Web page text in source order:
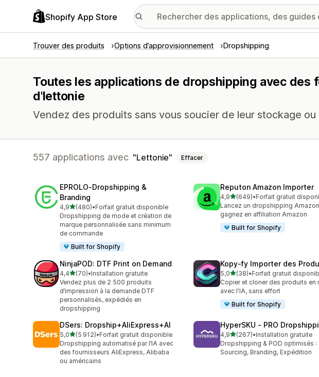
Shopify App Store
Trouver des produits Options d’approvisionnement Dropshipping
Toutes les applications de dropshipping avec des
d'lettonie
Vendez des produits sans vous soucier de leur stockage
557 applications avec Lettonie Effacer
EPROLO‑Dropshipping &
Branding
4,9étoile(s) sur 5
(480)
480 avis au total
•Forfait gratuit disponible
Dropshipping de mode et création de
marque personnalisée sans minimum
de commande
Built for Shopify
Reputon Amazon Importer
4,9étoile(s) sur 5
(649)
649 avis au total
•Forfait gratuit
Lancez un dropshipping
gagnez en affiliation Amazon
Built for Shopify
NinjaPOD: DTF Print on Demand
4,4étoile(s) sur 5
(70)
70 avis au total
•Installation gratuite
Vendez plus de 2 500 produits
d’impression à la demande DTF
personnalisés, expédiés en
dropshipping
Kopy‑fy Importer des
5,0étoile(s) sur 5
(38)
38 avis au total
•Forfait gratuit
Copier et cloner des produits en
avec l'IA, sans effort
Built for Shopify
DSers: Dropship+AliExpress+AI
5,0étoile(s) sur 5
(5 912)
5912 avis au total
•Forfait gratuit disponible
Dropshipping automatisé par l’IA avec
des fournisseurs AliExpress, Alibaba
ou américains
HyperSKU ‑ PRO
4,9étoile(s) sur 5
(267)
267 avis au total
•Installation gratuite
Dropshipping & POD optimisés :
Sourcing, Branding, Expédition